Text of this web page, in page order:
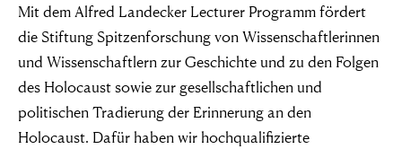
Mit dem Alfred Landecker Lecturer Programm fördert
die Stiftung Spitzenforschung von Wissenschaftlerinnen
und Wissenschaftlern zur Geschichte und zu den Folgen
des Holocaust sowie zur gesellschaftlichen und
politischen Tradierung der Erinnerung an den
Holocaust. Dafür haben wir hochqualifizierte